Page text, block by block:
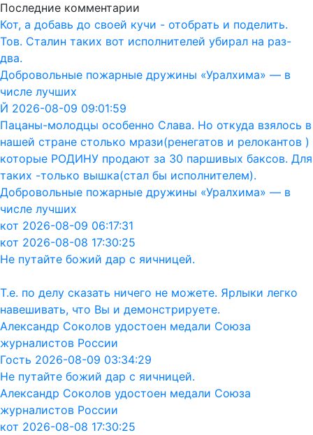
Последние комментарии
Кот, а добавь до своей кучи - отобрать и поделить.
Тов. Сталин таких вот исполнителей убирал на раз-
два.
Добровольные пожарные дружины «Уралхима» — в
числе лучших
Й 2026-08-09 09:01:59
Пацаны-молодцы особенно Слава. Но откуда взялось в
нашей стране столько мрази(ренегатов и релокантов )
которые РОДИНУ продают за 30 паршивых баксов. Для
таких -только вышка(стал бы исполнителем).
Добровольные пожарные дружины «Уралхима» — в
числе лучших
кот 2026-08-09 06:17:31
кот 2026-08-08 17:30:25
Не путайте божий дар с яичницей.
Т.е. по делу сказать ничего не можете. Ярлыки легко
навешивать, что Вы и демонстрируете.
Александр Соколов удостоен медали Союза
журналистов России
Гость 2026-08-09 03:34:29
Не путайте божий дар с яичницей.
Александр Соколов удостоен медали Союза
журналистов России
кот 2026-08-08 17:30:25